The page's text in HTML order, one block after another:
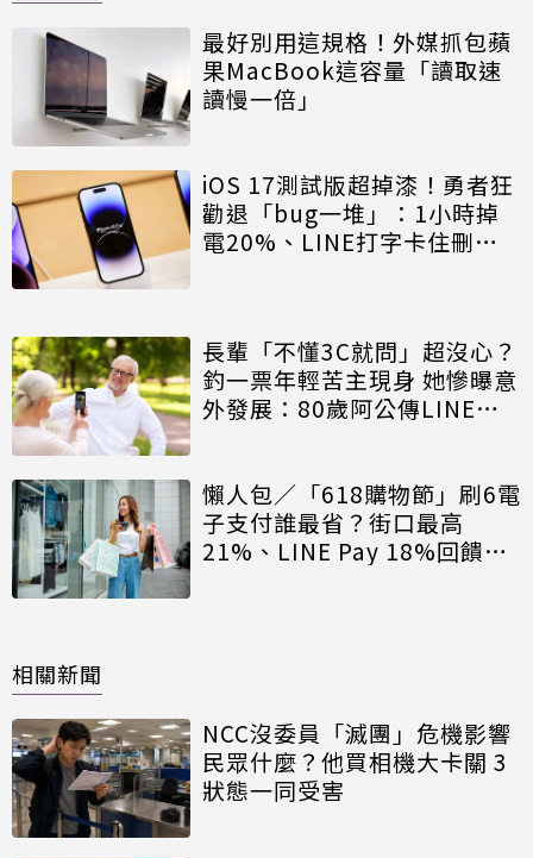
最好別用這規格！外媒抓包蘋
果MacBook這容量「讀取速
讀慢一倍」
iOS 17測試版超掉漆！勇者狂
勸退「bug一堆」：1小時掉
電20%、LINE打字卡住刪不
長輩「不懂3C就問」超沒心？
釣一票年輕苦主現身 她慘曝意
外發展：80歲阿公傳LINE追
懶人包／「618購物節」刷6電
子支付誰最省？街口最高
21%、LINE Pay 18%回饋一
相關新聞
NCC沒委員「滅團」危機影響
民眾什麼？他買相機大卡關 3
狀態一同受害